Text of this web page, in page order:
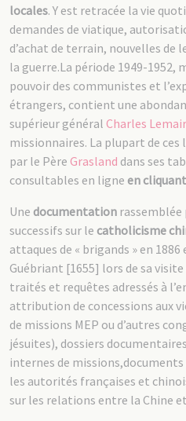
locales. Y est retracée la vie
demandes de viatique,
d’achat de terrain, nouvelles de
la guerre.La période 1949-1952,
pouvoir des communistes et
étrangers, contient une
supérieur général Charles
missionnaires. La plupart de
par le Père Grasland dans ses
consultables en ligne en
Une documentation rassemblée
successifs sur le catholicisme
attaques de « brigands » en
Guébriant [1655] lors de sa
traités et requêtes adressés à
attribution de concessions aux
de missions MEP ou d’autres
jésuites), dossiers
internes de
les autorités françaises et
sur les relations entre la Chine